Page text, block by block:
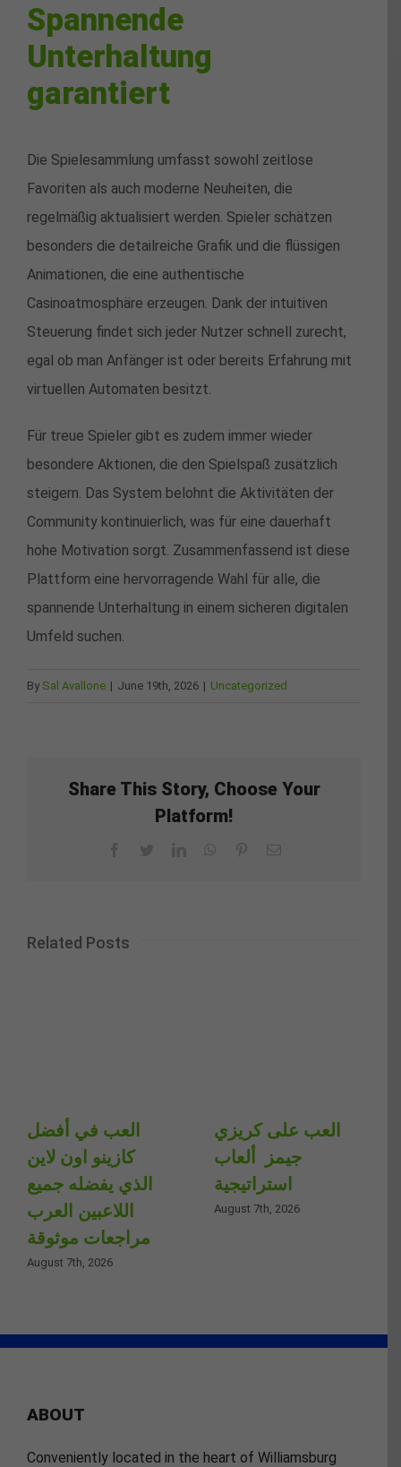
Spannende
Unterhaltung
garantiert
Die Spielesammlung umfasst sowohl zeitlose
Favoriten als auch moderne Neuheiten, die
regelmäßig aktualisiert werden. Spieler schätzen
besonders die detailreiche Grafik und die flüssigen
Animationen, die eine authentische
Casinoatmosphäre erzeugen. Dank der intuitiven
Steuerung findet sich jeder Nutzer schnell zurecht,
egal ob man Anfänger ist oder bereits Erfahrung mit
virtuellen Automaten besitzt.
Für treue Spieler gibt es zudem immer wieder
besondere Aktionen, die den Spielspaß zusätzlich
steigern. Das System belohnt die Aktivitäten der
Community kontinuierlich, was für eine dauerhaft
hohe Motivation sorgt. Zusammenfassend ist diese
Plattform eine hervorragende Wahl für alle, die
spannende Unterhaltung in einem sicheren digitalen
Umfeld suchen.
By Sal Avallone | June 19th, 2026 | Uncategorized
Share This Story, Choose Your
Platform!
Related Posts
العب في أفضل
كازينو اون لاين
الذي يفضله جميع
اللاعبين العرب
مراجعات موثوقة
August 7th, 2026
العب على كريزي
جيمز ️ ألعاب
استراتيجية
August 7th, 2026
ABOUT
Conveniently located in the heart of Williamsburg